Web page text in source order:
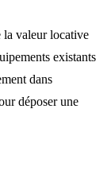
la valeur locative
existants
dans
déposer une